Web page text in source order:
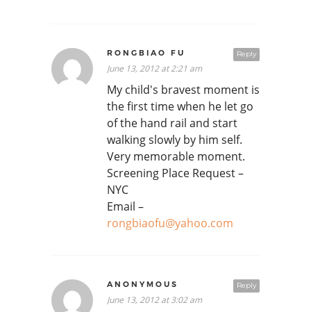
Reply
RONGBIAO FU
June 13, 2012 at 2:21 am
My child's bravest moment is
the first time when he let go
of the hand rail and start
walking slowly by him self.
Very memorable moment.
Screening Place Request –
NYC
Email –
rongbiaofu@yahoo.com
Reply
ANONYMOUS
June 13, 2012 at 3:02 am